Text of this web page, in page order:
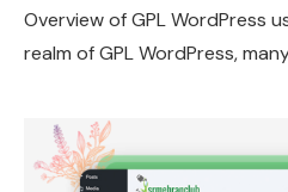
Overview of GPL WordPress
realm of GPL WordPress,